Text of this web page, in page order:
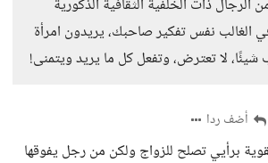
الرجال ذات الخلفية الثقافية الذكورية
الغالب نفس تفكير صاحبك، يريدون امرأة
شيئًا، لا تعترض، وتفعل كل ما يريد ويتمنى!
أضف ردا
برأيي تصلح للزواج ولكن من رجل يفوقها